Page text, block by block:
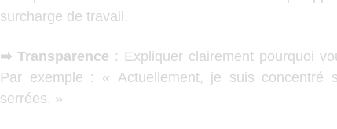
surcharge de travail.
➡ Transparence : Expliquer clairement pourquoi
Par exemple : « Actuellement, je suis concentré
serrées. »